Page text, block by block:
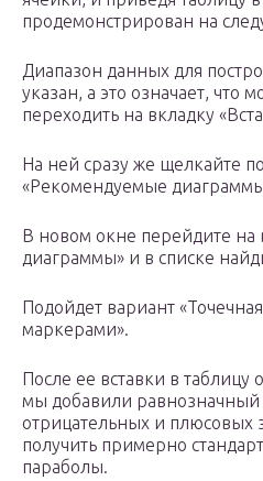
продемонстрирован на
Диапазон данных для
указан, а это означает, что
переходить на вкладку
На ней сразу же щелкайте
«Рекомендуемые
В новом окне перейдите на
диаграммы» и в списке
Подойдет вариант
маркерами».
После ее вставки в таблицу
мы добавили равнозначный
отрицательных и плюсовых
получить примерно
параболы.